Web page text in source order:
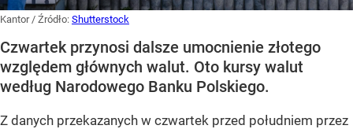
Kantor / Źródło: Shutterstock
Czwartek przynosi dalsze umocnienie złotego
względem głównych walut. Oto kursy walut
według Narodowego Banku Polskiego.
Z danych przekazanych w czwartek przed południem przez